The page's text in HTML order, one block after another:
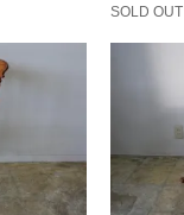
SOLD OUT